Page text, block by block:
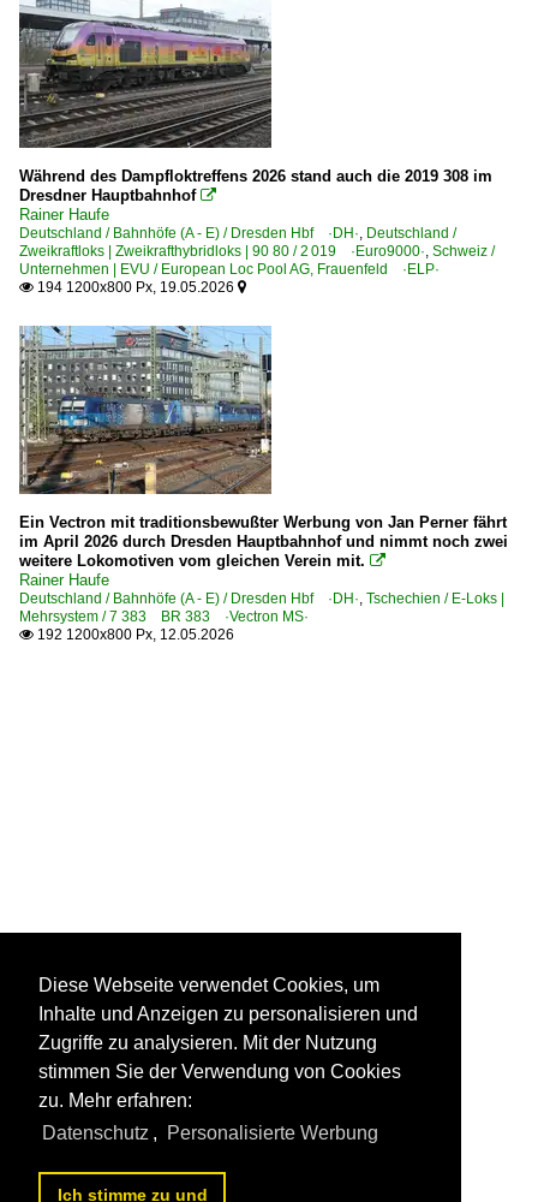
Während des Dampfloktreffens 2026 stand auch die 2019 308 im
Dresdner Hauptbahnhof 
Rainer Haufe
Deutschland / Bahnhöfe (A - E) / Dresden Hbf ·DH·, Deutschland /
Zweikraftloks | Zweikrafthybridloks | 90 80 / 2 019 ·Euro9000·, Schweiz /
Unternehmen | EVU / European Loc Pool AG, Frauenfeld ·ELP·
 194 1200x800 Px, 19.05.2026 
Ein Vectron mit traditionsbewußter Werbung von Jan Perner fährt
im April 2026 durch Dresden Hauptbahnhof und nimmt noch zwei
weitere Lokomotiven vom gleichen Verein mit. 
Rainer Haufe
Deutschland / Bahnhöfe (A - E) / Dresden Hbf ·DH·, Tschechien / E-Loks |
Mehrsystem / 7 383 BR 383 ·Vectron MS·
 192 1200x800 Px, 12.05.2026
Diese Webseite verwendet Cookies, um
Inhalte und Anzeigen zu personalisieren und
Zugriffe zu analysieren. Mit der Nutzung
stimmen Sie der Verwendung von Cookies
zu. Mehr erfahren:
Datenschutz , Personalisierte Werbung
Ich stimme zu und